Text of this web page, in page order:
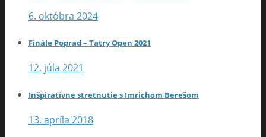
6. októbra 2024
Finále Poprad – Tatry Open 2021
12. júla 2021
Inšpiratívne stretnutie s Imrichom Berešom
13. apríla 2018